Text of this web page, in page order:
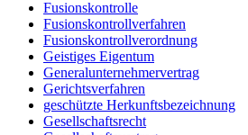
Fusionskontrolle
Fusionskontrollverfahren
Fusionskontrollverordnung
Geistiges Eigentum
Generalunternehmervertrag
Gerichtsverfahren
geschützte Herkunftsbezeichnung
Gesellschaftsrecht